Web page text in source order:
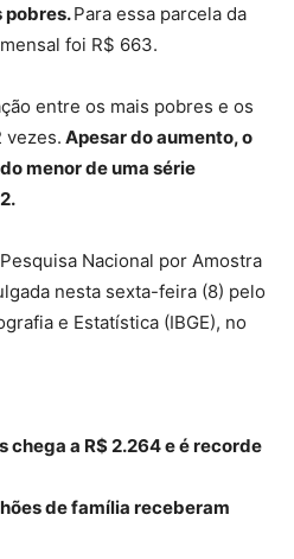
pobres.Para essa parcela da
foi R$ 663.
entre os mais pobres e os
vezes. Apesar do aumento, o
menor de uma série
Nacional por Amostra
nesta sexta-feira (8) pelo
e Estatística (IBGE), no
chega a R$ 2.264 e é recorde
de família receberam